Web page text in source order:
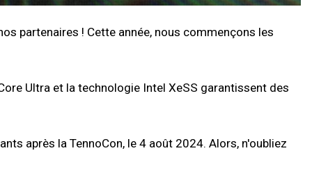
partenaires ! Cette année, nous commençons les
Ultra et la technologie Intel XeSS garantissent des
après la TennoCon, le 4 août 2024. Alors, n'oubliez